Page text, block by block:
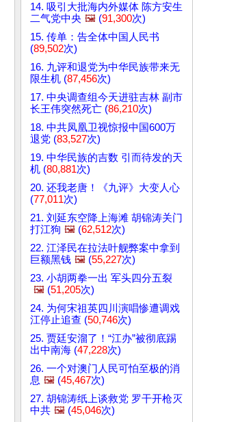
14. 吸引大批海内外媒体 陈方安生
二气党中央 🖼️ (91,300次)
15. 传单：告全体中国人民书
(89,502次)
16. 九评和退党为中华民族带来无
限生机 (87,456次)
17. 中央调查组今天进驻吉林 副市
长王伟突然死亡 (86,210次)
18. 中共凤凰卫视惊报中国600万
退党 (83,527次)
19. 中华民族的吉数 引而待发的天
机 (80,881次)
20. 还我老唐！《九评》大变人心
(77,011次)
21. 刘延东空降上海滩 胡锦涛关门
打江狗 🖼️ (62,512次)
22. 江泽民在拉法叶舰弊案中拿到
巨额黑钱 🖼️ (55,227次)
23. 小胡两拳一出 军头四分五裂
🖼️ (51,205次)
24. 为何宋祖英四川演唱惨遭调戏
江停止追查 (50,746次)
25. 贾廷安溜了！“江办”被彻底踢
出中南海 (47,228次)
26. 一个对澳门人民可怕至极的消
息 🖼️ (45,467次)
27. 胡锦涛纸上谈救党 罗干开枪灭
中共 🖼️ (45,046次)